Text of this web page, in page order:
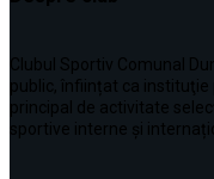
Clubul Sportiv Comunal
public, înființat ca instituţie
principal de activitate
sportive interne şi